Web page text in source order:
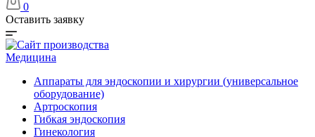
0
Оставить заявку
Медицина
Аппараты для эндоскопии и хирургии (универсальное
оборудование)
Артроскопия
Гибкая эндоскопия
Гинекология